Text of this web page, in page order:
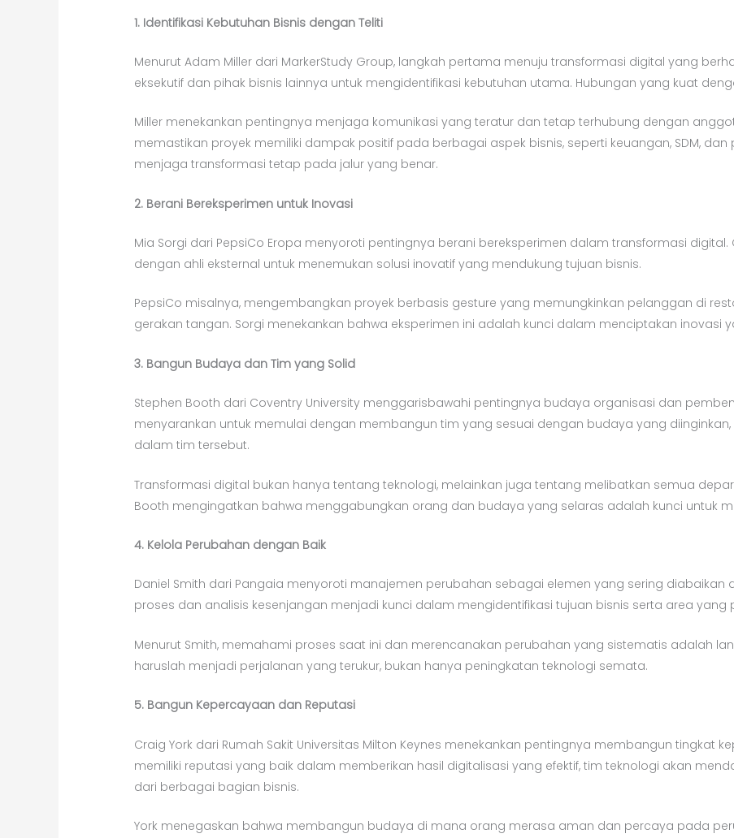
1. Identifikasi Kebutuhan Bisnis dengan Teliti
Menurut Adam Miller dari MarkerStudy Group, langkah pertama menuju transformasi digital yang
eksekutif dan pihak bisnis lainnya untuk mengidentifikasi kebutuhan utama. Hubungan yang kuat
Miller menekankan pentingnya menjaga komunikasi yang teratur dan tetap terhubung dengan
memastikan proyek memiliki dampak positif pada berbagai aspek bisnis, seperti keuangan, SDM,
menjaga transformasi tetap pada jalur yang benar.
2. Berani Bereksperimen untuk Inovasi
Mia Sorgi dari PepsiCo Eropa menyoroti pentingnya berani bereksperimen dalam transformasi
dengan ahli eksternal untuk menemukan solusi inovatif yang mendukung tujuan bisnis.
PepsiCo misalnya, mengembangkan proyek berbasis gesture yang memungkinkan pelanggan di
gerakan tangan. Sorgi menekankan bahwa eksperimen ini adalah kunci dalam menciptakan inovasi
3. Bangun Budaya dan Tim yang Solid
Stephen Booth dari Coventry University menggarisbawahi pentingnya budaya organisasi dan
menyarankan untuk memulai dengan membangun tim yang sesuai dengan budaya yang
dalam tim tersebut.
Transformasi digital bukan hanya tentang teknologi, melainkan juga tentang melibatkan semua
Booth mengingatkan bahwa menggabungkan orang dan budaya yang selaras adalah kunci untuk
4. Kelola Perubahan dengan Baik
Daniel Smith dari Pangaia menyoroti manajemen perubahan sebagai elemen yang sering diabaikan
proses dan analisis kesenjangan menjadi kunci dalam mengidentifikasi tujuan bisnis serta area yang
Menurut Smith, memahami proses saat ini dan merencanakan perubahan yang sistematis adalah
haruslah menjadi perjalanan yang terukur, bukan hanya peningkatan teknologi semata.
5. Bangun Kepercayaan dan Reputasi
Craig York dari Rumah Sakit Universitas Milton Keynes menekankan pentingnya membangun tingkat
memiliki reputasi yang baik dalam memberikan hasil digitalisasi yang efektif, tim teknologi akan
dari berbagai bagian bisnis.
York menegaskan bahwa membangun budaya di mana orang merasa aman dan percaya pada